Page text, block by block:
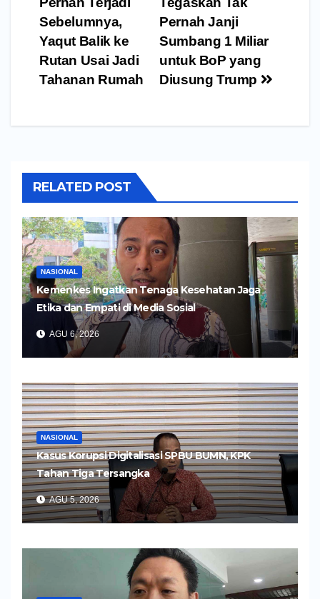
pos
Pernah Janji
Sumbang 1 Miliar
untuk BoP yang
Diusung Trump
Sebelumnya,
Yaqut Balik ke
Rutan Usai Jadi
Tahanan Rumah
RELATED POST
NASIONAL
Kemenkes Ingatkan Tenaga Kesehatan Jaga
Etika dan Empati di Media Sosial
AGU 6, 2026
NASIONAL
Kasus Korupsi Digitalisasi SPBU BUMN, KPK
Tahan Tiga Tersangka
AGU 5, 2026